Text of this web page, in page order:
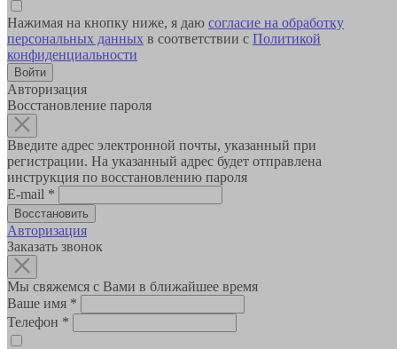
Нажимая на кнопку ниже, я даю согласие на обработку
персональных данных в соответствии с Политикой
конфиденциальности
Авторизация
Восстановление пароля
Введите адрес электронной почты, указанный при
регистрации. На указанный адрес будет отправлена
инструкция по восстановлению пароля
E-mail *
Авторизация
Заказать звонок
Мы свяжемся с Вами в ближайшее время
Ваше имя *
Телефон *